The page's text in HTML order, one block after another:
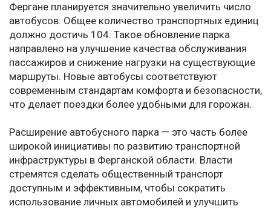
Фергане планируется значительно увеличить число
автобусов. Общее количество транспортных единиц
должно достичь 104. Такое обновление парка
направлено на улучшение качества обслуживания
пассажиров и снижение нагрузки на существующие
маршруты. Новые автобусы соответствуют
современным стандартам комфорта и безопасности,
что делает поездки более удобными для горожан.
Расширение автобусного парка — это часть более
широкой инициативы по развитию транспортной
инфраструктуры в Ферганской области. Власти
стремятся сделать общественный транспорт
доступным и эффективным, чтобы сократить
использование личных автомобилей и улучшить